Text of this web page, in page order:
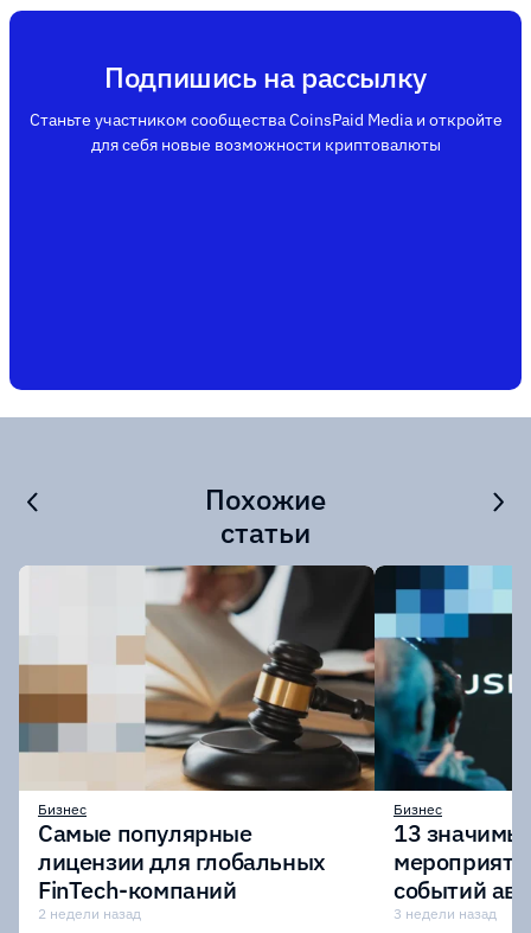
Подпишись на рассылку
Станьте участником сообщества CoinsPaid Media и откройте
для себя новые возможности криптовалюты
Похожие
статьи
Бизнес
Самые популярные
лицензии для глобальных
FinTech-компаний
2 недели назад
Бизнес
13
событий
3 недели назад